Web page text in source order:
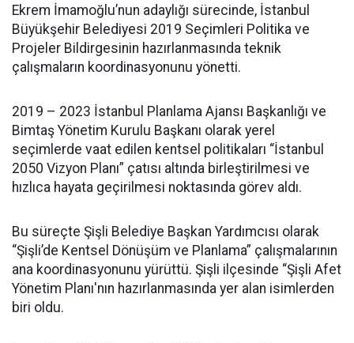
Ekrem İmamoğlu’nun adaylığı sürecinde, İstanbul
Büyükşehir Belediyesi 2019 Seçimleri Politika ve
Projeler Bildirgesinin hazırlanmasında teknik
çalışmaların koordinasyonunu yönetti.
2019 – 2023 İstanbul Planlama Ajansı Başkanlığı ve
Bimtaş Yönetim Kurulu Başkanı olarak yerel
seçimlerde vaat edilen kentsel politikaları “İstanbul
2050 Vizyon Planı” çatısı altında birleştirilmesi ve
hızlıca hayata geçirilmesi noktasında görev aldı.
Bu süreçte Şişli Belediye Başkan Yardımcısı olarak
“Şişli’de Kentsel Dönüşüm ve Planlama” çalışmalarının
ana koordinasyonunu yürüttü. Şişli ilçesinde “Şişli Afet
Yönetim Planı'nın hazırlanmasında yer alan isimlerden
biri oldu.